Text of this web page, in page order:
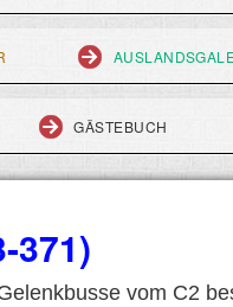
GÄSTEBUCH
371)
vom C2